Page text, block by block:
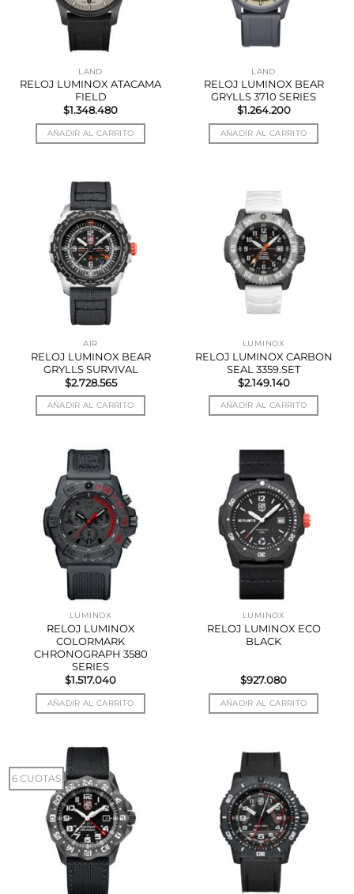
LAND
RELOJ LUMINOX ATACAMA
FIELD
$1.348.480
AÑADIR AL CARRITO
LAND
RELOJ LUMINOX BEAR
GRYLLS 3710 SERIES
$1.264.200
AÑADIR AL CARRITO
AIR
RELOJ LUMINOX BEAR
GRYLLS SURVIVAL
$2.728.565
AÑADIR AL CARRITO
LUMINOX
RELOJ LUMINOX CARBON
SEAL 3359.SET
$2.149.140
AÑADIR AL CARRITO
LUMINOX
RELOJ LUMINOX
COLORMARK
CHRONOGRAPH 3580
SERIES
$1.517.040
AÑADIR AL CARRITO
LUMINOX
RELOJ LUMINOX ECO
BLACK
$927.080
AÑADIR AL CARRITO
6 CUOTAS